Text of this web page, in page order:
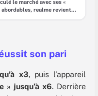
le marché avec ses «
realme revient
gamme GT, realme s’est
son pari
x3, puis l’appareil
» jusqu’à x6. Derrière